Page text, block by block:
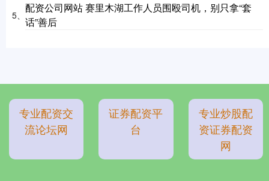
5、
配资公司网站 赛里木湖工作人员围殴司机，别只拿“套
话”善后
专业配资交
流论坛网
证券配资平
台
专业炒股配
资证券配资
网